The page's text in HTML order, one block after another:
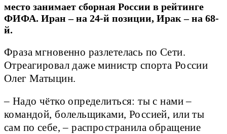
место занимает сборная России в рейтинге
ФИФА. Иран – на 24-й позиции, Ирак – на 68-
й.
Фраза мгновенно разлетелась по Сети.
Отреагировал даже министр спорта России
Олег Матыцин.
– Надо чётко определиться: ты с нами –
командой, болельщиками, Россией, или ты
сам по себе, – распространила обращение